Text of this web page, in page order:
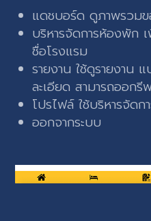
แดชบอร์ด ดูภาพรวมข
บริหารจัดการห้องพัก
ชื่อโรงแรม
รายงาน ใช้ดูรายงาน
ละเอียด สามารถออกรี
โปรไฟล์ ใช้บริหารจัด
ออกจากระบบ